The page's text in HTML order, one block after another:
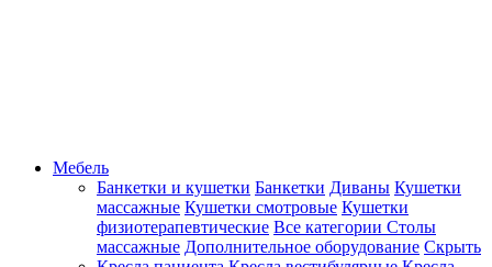
Мебель
Банкетки и кушетки Банкетки Диваны Кушетки
массажные Кушетки смотровые Кушетки
физиотерапевтические Все категории Столы
массажные Дополнительное оборудование Скрыть